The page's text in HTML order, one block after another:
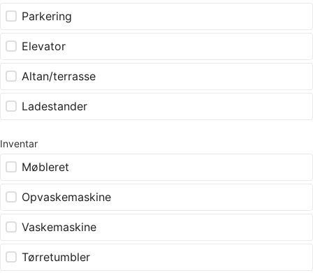
Parkering
Elevator
Altan/terrasse
Ladestander
Inventar
Møbleret
Opvaskemaskine
Vaskemaskine
Tørretumbler